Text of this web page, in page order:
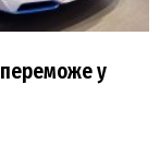
переможе у